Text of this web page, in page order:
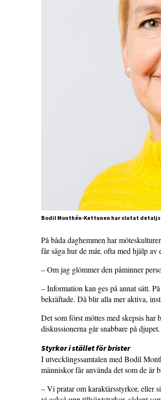
Bodil Monthén-Kettunen har slutat
På båda daghemmen har
får säga hur de mår, ofta med hjälp av
– Om jag glömmer den påminner
– Information kan ges på annat sätt.
bekräftade. Då blir alla mer aktiva,
Det som först möttes med skepsis
diskussionerna går snabbare på djupet.
Styrkor i stället för brister
I utvecklingssamtalen med Bodil
människor får använda det som de är
– Vi pratar om karaktärsstyrkor, eller